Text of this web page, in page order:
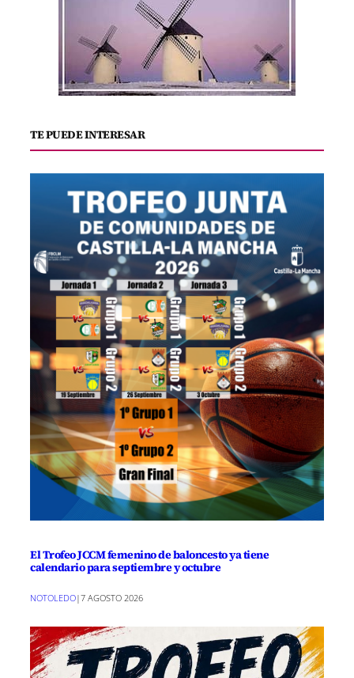
TE PUEDE INTERESAR
El Trofeo JCCM femenino de baloncesto ya tiene
calendario para septiembre y octubre
NOTOLEDO|7 AGOSTO 2026